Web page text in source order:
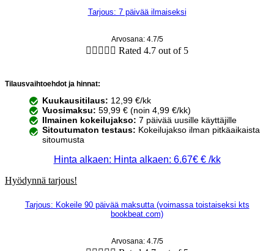
Tarjous: 7 päivää ilmaiseksi
Arvosana: 4.7/5
     Rated 4.7 out of 5
Tilausvaihtoehdot ja hinnat:
Kuukausitilaus: 12,99 €/kk
Vuosimaksu: 59,99 € (noin 4,99 €/kk)
Ilmainen kokeilujakso: 7 päivää uusille käyttäjille
Sitoutumaton testaus: Kokeilujakso ilman pitkäaikaista
sitoumusta
Hinta alkaen: Hinta alkaen: 6.67€ € /kk
Hyödynnä tarjous!
Tarjous: Kokeile 90 päivää maksutta (voimassa toistaiseksi kts
bookbeat.com)
Arvosana: 4.7/5